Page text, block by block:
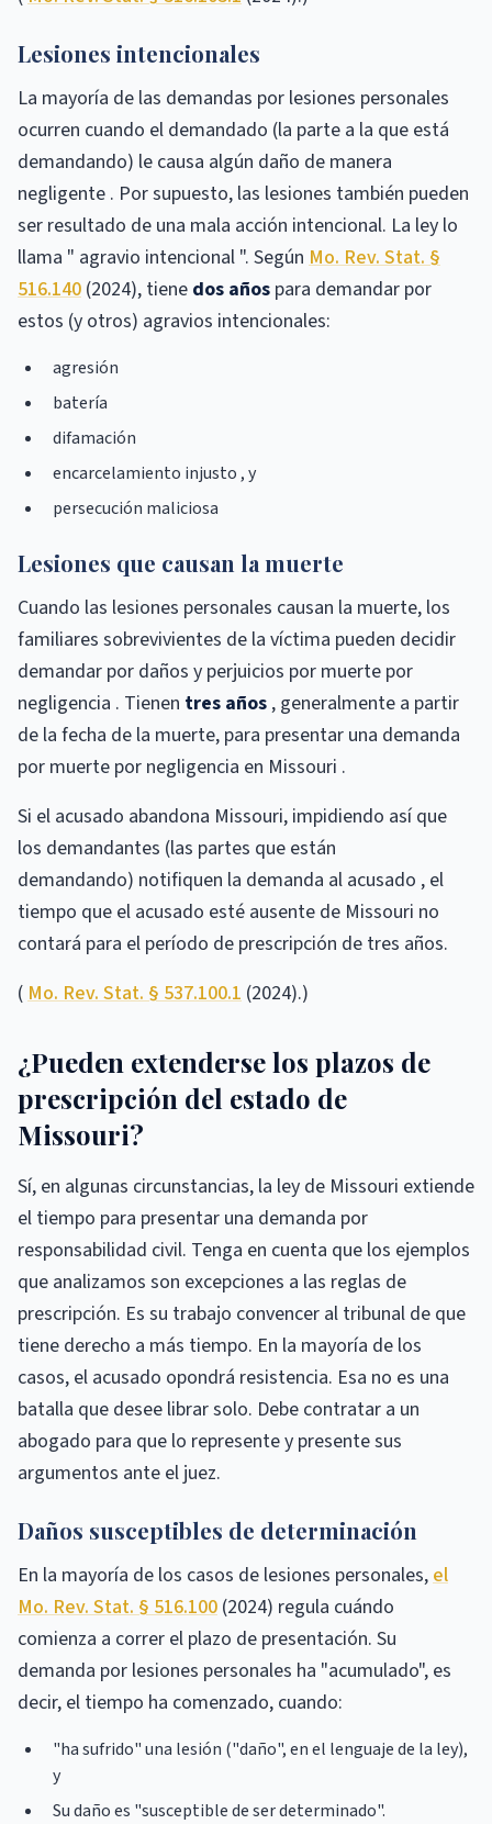
Lesiones intencionales
La mayoría de las demandas por lesiones personales
ocurren cuando el demandado (la parte a la que está
demandando) le causa algún daño de manera
negligente . Por supuesto, las lesiones también pueden
ser resultado de una mala acción intencional. La ley lo
llama " agravio intencional ". Según Mo. Rev. Stat. §
516.140 (2024), tiene dos años para demandar por
estos (y otros) agravios intencionales:
agresión
batería
difamación
encarcelamiento injusto , y
persecución maliciosa
Lesiones que causan la muerte
Cuando las lesiones personales causan la muerte, los
familiares sobrevivientes de la víctima pueden decidir
demandar por daños y perjuicios por muerte por
negligencia . Tienen tres años , generalmente a partir
de la fecha de la muerte, para presentar una demanda
por muerte por negligencia en Missouri .
Si el acusado abandona Missouri, impidiendo así que
los demandantes (las partes que están
demandando) notifiquen la demanda al acusado , el
tiempo que el acusado esté ausente de Missouri no
contará para el período de prescripción de tres años.
(Mo. Rev. Stat. § 537.100.1 (2024).)
¿Pueden extenderse los plazos de
prescripción del estado de
Missouri?
Sí, en algunas circunstancias, la ley de Missouri extiende
el tiempo para presentar una demanda por
responsabilidad civil. Tenga en cuenta que los ejemplos
que analizamos son excepciones a las reglas de
prescripción. Es su trabajo convencer al tribunal de que
tiene derecho a más tiempo. En la mayoría de los
casos, el acusado opondrá resistencia. Esa no es una
batalla que desee librar solo. Debe contratar a un
abogado para que lo represente y presente sus
argumentos ante el juez.
Daños susceptibles de determinación
En la mayoría de los casos de lesiones personales,el
Mo. Rev. Stat. § 516.100 (2024) regula cuándo
comienza a correr el plazo de presentación. Su
demanda por lesiones personales ha "acumulado", es
decir, el tiempo ha comenzado, cuando:
"ha sufrido" una lesión ("daño", en el lenguaje de la ley),
y
Su daño es "susceptible de ser determinado".